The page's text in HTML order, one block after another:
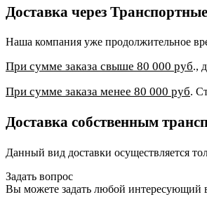
Доставка через
Наша компания уже продолжительное
При сумме заказа свыше 80 000 руб.,
При сумме заказа менее 80 000 руб.
Доставка собственным
Данный вид доставки осуществляется
Задать вопрос
Вы можете задать любой интересующий